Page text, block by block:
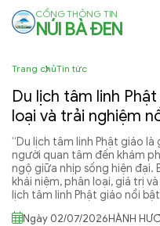
CỔNG THÔNG TIN
NÚI BÀ ĐEN
Trang chủTin tức
Du lịch tâm linh
loại và trải nghiệm
“Du lịch tâm linh Phật giáo
người quan tâm đến khám
ngộ giữa nhịp sống hiện đại.
khái niệm, phân loại, giá trị
lịch tâm linh Phật giáo nổi
Ngày 02/07/2026HÀNH